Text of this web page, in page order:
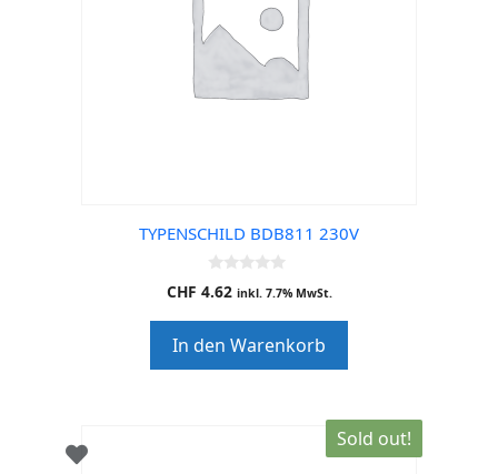
TYPENSCHILD BDB811 230V
0
o
o
f
5
CHF 4.62 inkl. 7.7% MwSt.
In den Warenkorb
Sold out!